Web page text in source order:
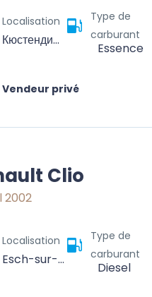
Localisation
Кюстендил, България
Type de
carburant
Essence
Vendeur privé
Clio
2002
Localisation
Esch-sur-Alzette, Canton Esch-sur-Alzette, Lëtzebuerg
Type de
carburant
Diesel